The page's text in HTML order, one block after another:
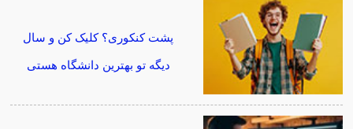
پشت کنکوری؟ کلیک کن و سال
دیگه تو بهترین دانشگاه هستی